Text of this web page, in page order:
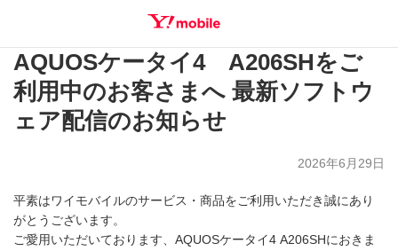
SEARCH
AQUOSケータイ4 A206SHをご
利用中のお客さまへ 最新ソフトウ
ェア配信のお知らせ
2026年6月29日
平素はワイモバイルのサービス・商品をご利用いただき誠にあり
がとうございます。
ご愛用いただいております、AQUOSケータイ4 A206SHにおきま